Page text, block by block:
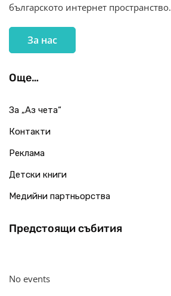
българското интернет пространство.
За нас
Още…
За „Аз чета“
Контакти
Реклама
Детски книги
Медийни партньорства
Предстоящи събития
No events